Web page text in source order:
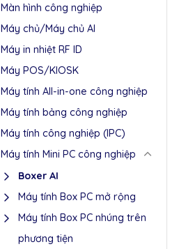
Màn hình công nghiệp
Máy chủ/Máy chủ AI
Máy in nhiệt RF ID
Máy POS/KIOSK
Máy tính All-in-one công nghiệp
Máy tính bảng công nghiệp
Máy tính công nghiệp (IPC)
Máy tính Mini PC công nghiệp
Boxer AI
Máy tính Box PC mở rộng
Máy tính Box PC nhúng trên
phương tiện